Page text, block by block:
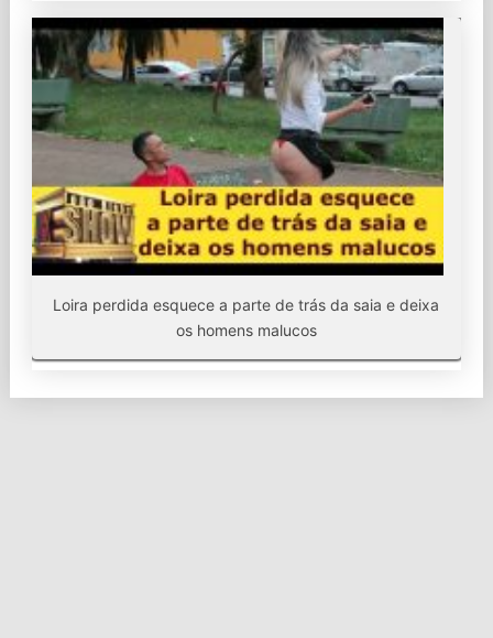
Loira perdida esquece a parte de trás da saia e deixa
os homens malucos